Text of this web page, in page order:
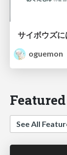
oguemon
Featured
See All